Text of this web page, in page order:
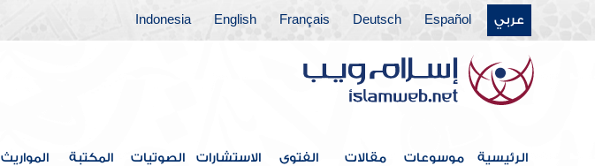
عربي Español
Deutsch
Français
English
Indonesia
الرئيسية موسوعات مقالات الفتوى الاستشارات الصوتيات المكتبة المواريث
كتاب تقصير الصلاة في السفر
كتاب الكسوف
كتاب الاستسقاء
كتاب صلاة الخوف